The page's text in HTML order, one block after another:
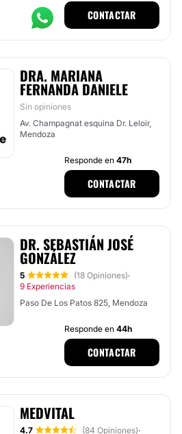
CONTACTAR
DRA. MARIANA
FERNANDA DANIELE
Sin opiniones
Av. Champagnat esquina Dr. Leloir,
Mendoza
Responde en 47h
CONTACTAR
DR. SEBASTIÁN JOSÉ
GONZÁLEZ
5 (18 Opiniones)·
9 Experiencias
Paso De Los Patos 825, Mendoza
Responde en 44h
CONTACTAR
MEDVITAL
4.7 (84 Opiniones)·